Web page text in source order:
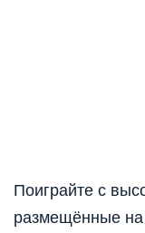
Поиграйте с
размещённые на